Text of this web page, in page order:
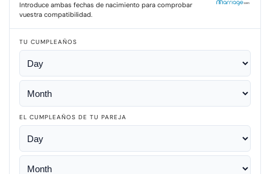
Introduce ambas fechas de nacimiento para comprobar
vuestra compatibilidad.
TU CUMPLEAÑOS
EL CUMPLEAÑOS DE TU PAREJA